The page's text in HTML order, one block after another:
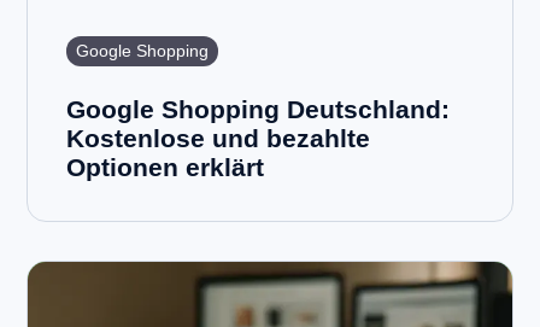
Google Shopping
Google Shopping Deutschland:
Kostenlose und bezahlte
Optionen erklärt